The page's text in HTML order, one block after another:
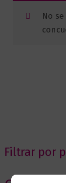
Filtrar por
No